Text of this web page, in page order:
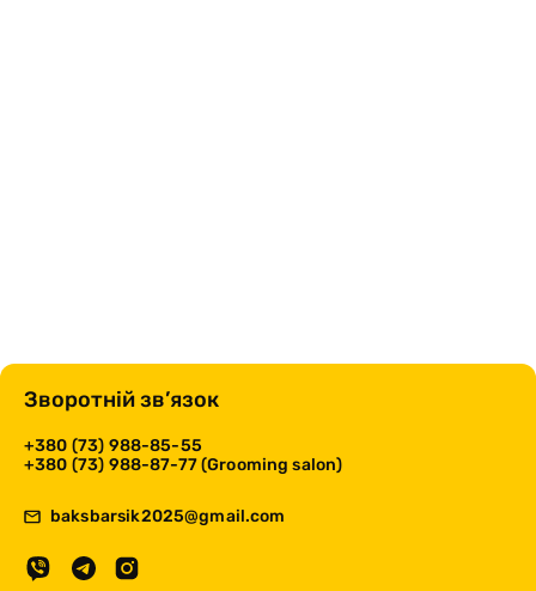
Зворотній зв’язок
+380 (73) 988-85-55
+380 (73) 988-87-77 (Grooming salon)
baksbarsik2025@gmail.com